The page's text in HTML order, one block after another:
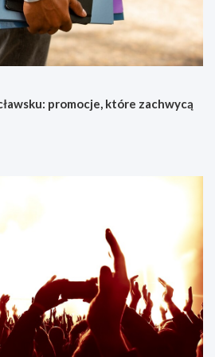
promocje, które zachwycą